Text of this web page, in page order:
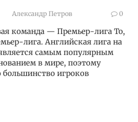
Александр Петров 0
команда — Премьер-лига То,
лига. Английская лига на
самым популярным
в мире, поэтому
большинство игроков